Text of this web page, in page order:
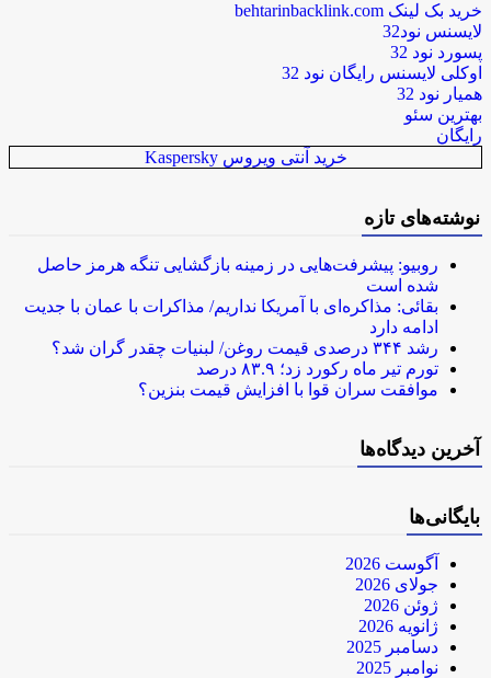
خرید بک لینک behtarinbacklink.com
لایسنس نود32
پسورد نود 32
اوکلی لایسنس رایگان نود 32
همیار نود 32
بهترین سئو
رایگان
خرید آنتی ویروس Kaspersky
نوشته‌های تازه
روبیو: پیشرفت‌هایی در زمینه بازگشایی تنگه هرمز حاصل
شده است
بقائی: مذاکره‌ای با آمریکا نداریم/ مذاکرات با عمان با جدیت
ادامه دارد
رشد ۳۴۴ درصدی قیمت روغن/ لبنیات چقدر گران شد؟
تورم تیر ماه رکورد زد؛ ۸۳.۹ درصد
موافقت سران قوا با افزایش قیمت بنزین؟
آخرین دیدگاه‌ها
بایگانی‌ها
آگوست 2026
جولای 2026
ژوئن 2026
ژانویه 2026
دسامبر 2025
نوامبر 2025